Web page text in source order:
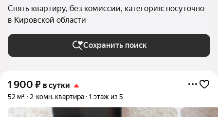
Снять квартиру, без комиссии, категория: посуточно
в Кировской области
Сохранить поиск
1 900 ₽ в сутки
52 м² 2-комн. квартира 1 этаж из 5